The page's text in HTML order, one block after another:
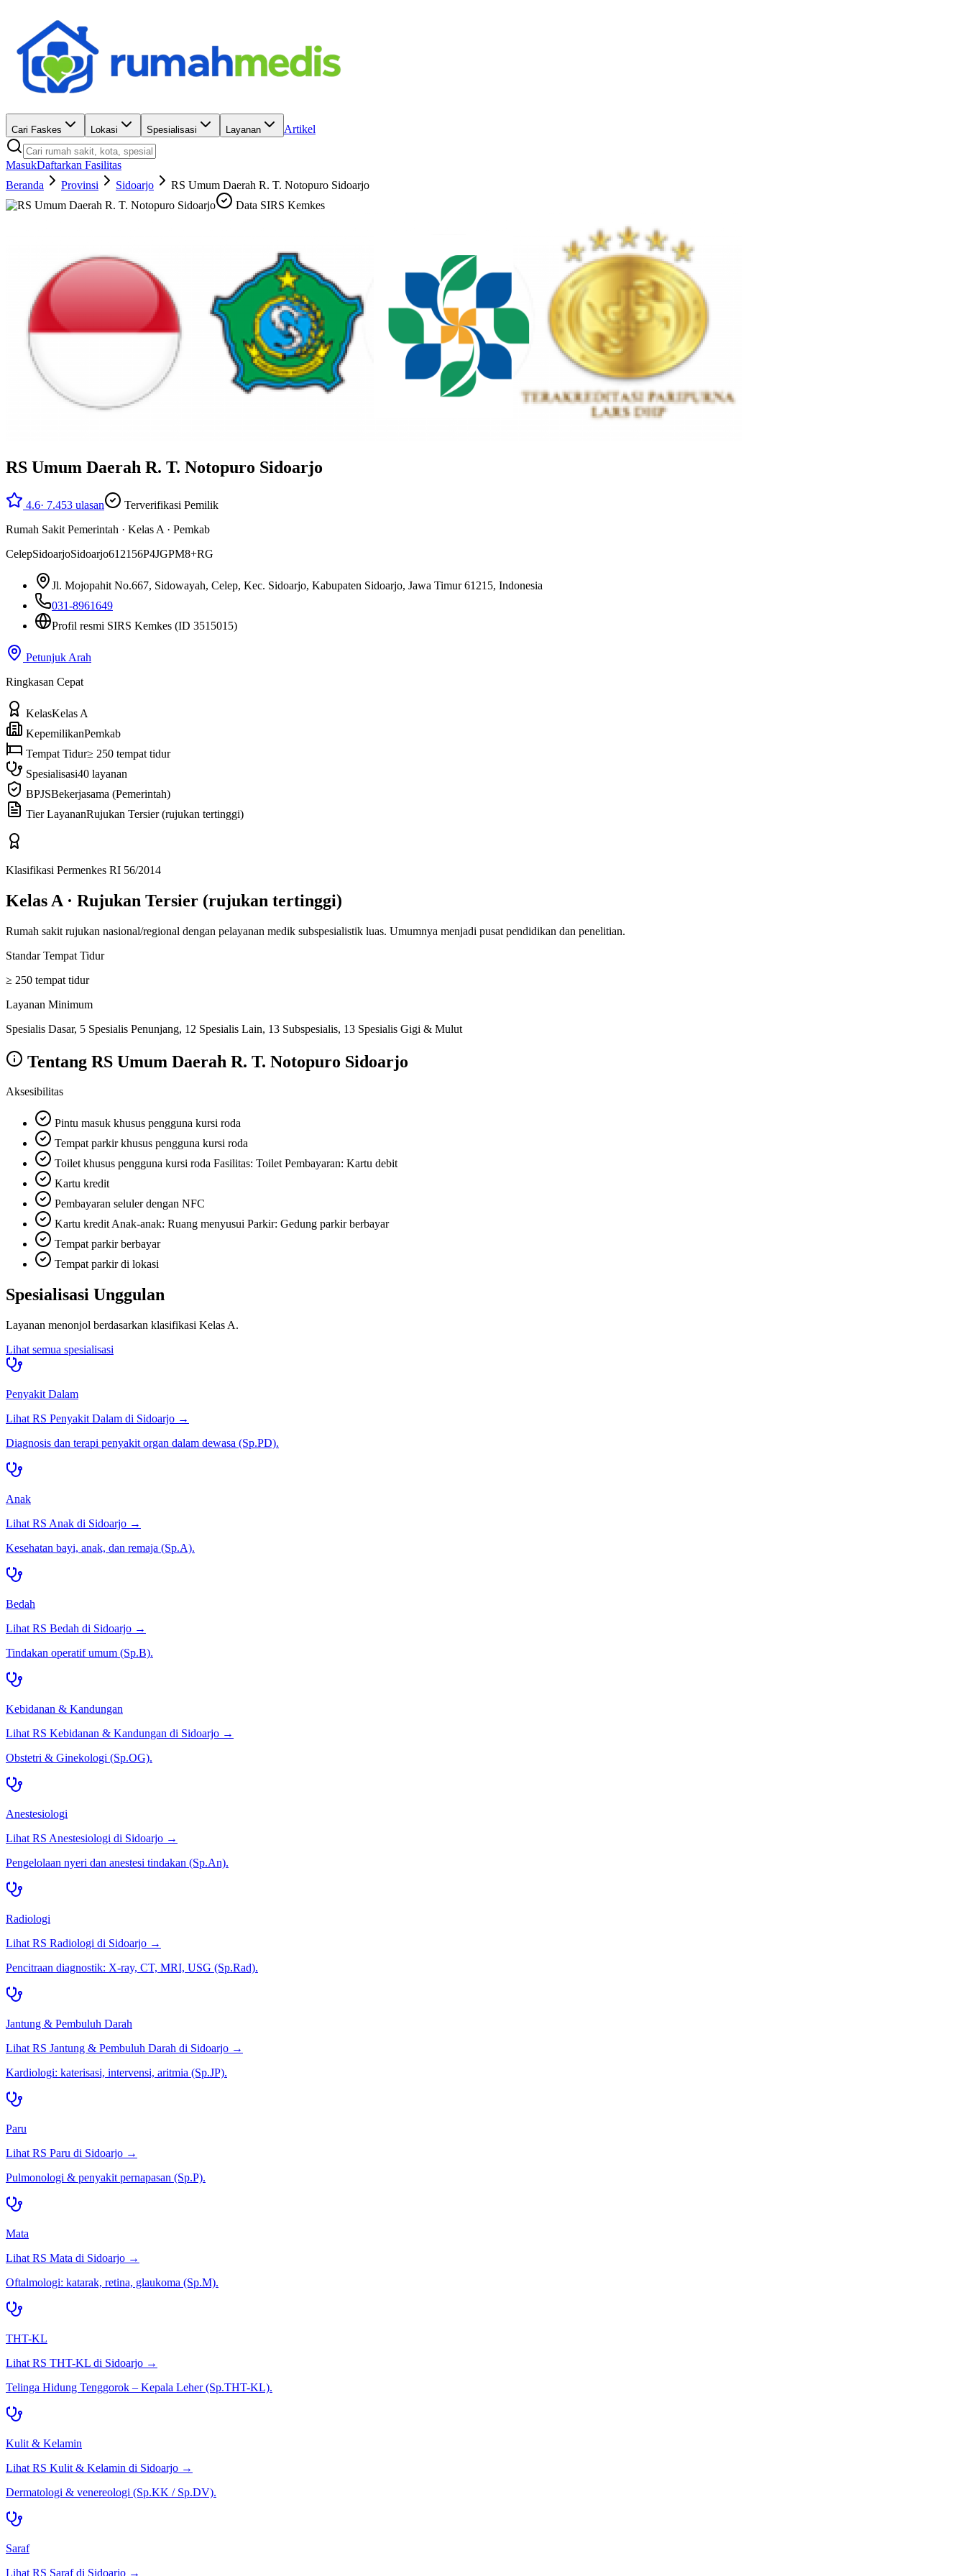
Cari Faskes Lokasi Spesialisasi Layanan Artikel
MasukDaftarkan Fasilitas
Beranda
Provinsi Sidoarjo
RS Umum Daerah R. T. Notopuro Sidoarjo
Data SIRS Kemkes
RS Umum Daerah R. T. Notopuro Sidoarjo
4.6· 7.453 ulasan
Terverifikasi Pemilik
Rumah Sakit Pemerintah · Kelas A · Pemkab
CelepSidoarjoSidoarjo612156P4JGPM8+RG
Jl. Mojopahit No.667, Sidowayah, Celep, Kec. Sidoarjo, Kabupaten Sidoarjo, Jawa Timur 61215, Indonesia
031-8961649
Profil resmi SIRS Kemkes (ID 3515015)
Petunjuk Arah
Ringkasan Cepat
KelasKelas A
KepemilikanPemkab
Tempat Tidur≥ 250 tempat tidur
Spesialisasi40 layanan
BPJSBekerjasama (Pemerintah)
Tier LayananRujukan Tersier (rujukan tertinggi)
Klasifikasi Permenkes RI 56/2014
Kelas A · Rujukan Tersier (rujukan tertinggi)
Rumah sakit rujukan nasional/regional dengan pelayanan medik subspesialistik luas. Umumnya menjadi pusat pendidikan dan penelitian.
Standar Tempat Tidur
≥ 250 tempat tidur
Layanan Minimum
Spesialis Dasar, 5 Spesialis Penunjang, 12 Spesialis Lain, 13 Subspesialis, 13 Spesialis Gigi & Mulut
Tentang RS Umum Daerah R. T. Notopuro Sidoarjo
Aksesibilitas
Pintu masuk khusus pengguna kursi roda
Tempat parkir khusus pengguna kursi roda
Toilet khusus pengguna kursi roda Fasilitas: Toilet Pembayaran: Kartu debit
Kartu kredit
Pembayaran seluler dengan NFC
Kartu kredit Anak-anak: Ruang menyusui Parkir: Gedung parkir berbayar
Tempat parkir berbayar
Tempat parkir di lokasi
Spesialisasi Unggulan
Layanan menonjol berdasarkan klasifikasi Kelas A.
Lihat semua spesialisasi
Penyakit Dalam
Lihat RS Penyakit Dalam di Sidoarjo →
Diagnosis dan terapi penyakit organ dalam dewasa (Sp.PD).
Anak
Lihat RS Anak di Sidoarjo →
Kesehatan bayi, anak, dan remaja (Sp.A).
Bedah
Lihat RS Bedah di Sidoarjo →
Tindakan operatif umum (Sp.B).
Kebidanan & Kandungan
Lihat RS Kebidanan & Kandungan di Sidoarjo →
Obstetri & Ginekologi (Sp.OG).
Anestesiologi
Lihat RS Anestesiologi di Sidoarjo →
Pengelolaan nyeri dan anestesi tindakan (Sp.An).
Radiologi
Lihat RS Radiologi di Sidoarjo →
Pencitraan diagnostik: X-ray, CT, MRI, USG (Sp.Rad).
Jantung & Pembuluh Darah
Lihat RS Jantung & Pembuluh Darah di Sidoarjo →
Kardiologi: katerisasi, intervensi, aritmia (Sp.JP).
Paru
Lihat RS Paru di Sidoarjo →
Pulmonologi & penyakit pernapasan (Sp.P).
Mata
Lihat RS Mata di Sidoarjo →
Oftalmologi: katarak, retina, glaukoma (Sp.M).
THT-KL
Lihat RS THT-KL di Sidoarjo →
Telinga Hidung Tenggorok – Kepala Leher (Sp.THT-KL).
Kulit & Kelamin
Lihat RS Kulit & Kelamin di Sidoarjo →
Dermatologi & venereologi (Sp.KK / Sp.DV).
Saraf
Lihat RS Sarafdi Sidoarjo →